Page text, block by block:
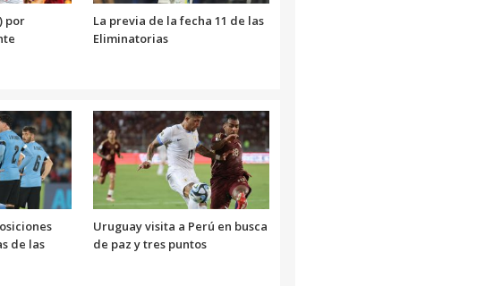
por
La previa de la fecha 11 de las
Eliminatorias
de las
Uruguay visita a Perú en busca
de paz y tres puntos